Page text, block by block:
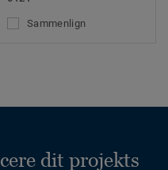
Sammenlign
dit projekts